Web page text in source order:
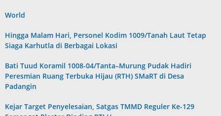
World
Hingga Malam Hari, Personel Kodim 1009/Tanah Laut Tetap
Siaga Karhutla di Berbagai Lokasi
Bati Tuud Koramil 1008-04/Tanta–Murung Pudak Hadiri
Peresmian Ruang Terbuka Hijau (RTH) SMaRT di Desa
Padangin
Kejar Target Penyelesaian, Satgas TMMD Reguler Ke-129